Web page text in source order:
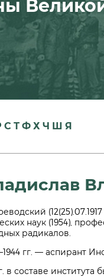
С Т Ф Х Ч Ш Я
наук (1954),
радикалов.
гг. — аспирант
г. в составе